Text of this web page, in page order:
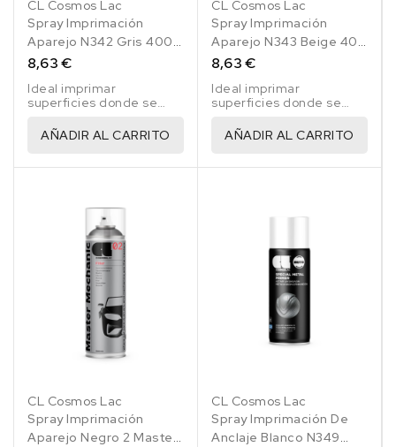
CL Cosmos Lac
Spray Imprimación
Aparejo N342 Gris 400
Ml
8,63 €
Ideal imprimar
superficies donde se
superficie ya que posee
capacidad de relleno.
AÑADIR AL CARRITO
CL Cosmos Lac
Spray Imprimación
Aparejo N343 Beige 400
Ml
8,63 €
Ideal imprimar
superficies donde se
superficie ya que posee
capacidad de relleno.
AÑADIR AL CARRITO
CL Cosmos Lac
Spray Imprimación
Aparejo Negro 2 Master
CL Cosmos Lac
Spray Imprimación De
Anclaje Blanco N349